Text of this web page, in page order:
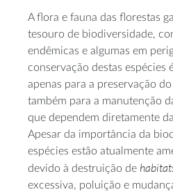
A flora e fauna das florestas
tesouro de biodiversidade,
endêmicas e algumas em
conservação destas espécies
apenas para a preservação
também para a manutenção
que dependem diretamente
Apesar da importância da
espécies estão atualmente
devido à destruição de
excessiva, poluição e